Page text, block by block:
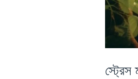
স্ট্রেস